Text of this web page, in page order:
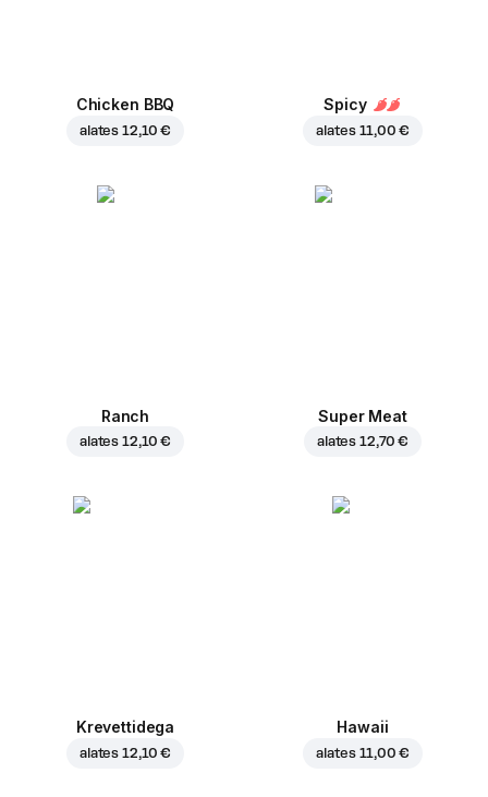
Chicken BBQ
alates 12,10 €
Spicy
alates 11,00 €
Ranch
alates 12,10 €
Super Meat
alates 12,70 €
Krevettidega
alates 12,10 €
Hawaii
alates 11,00 €